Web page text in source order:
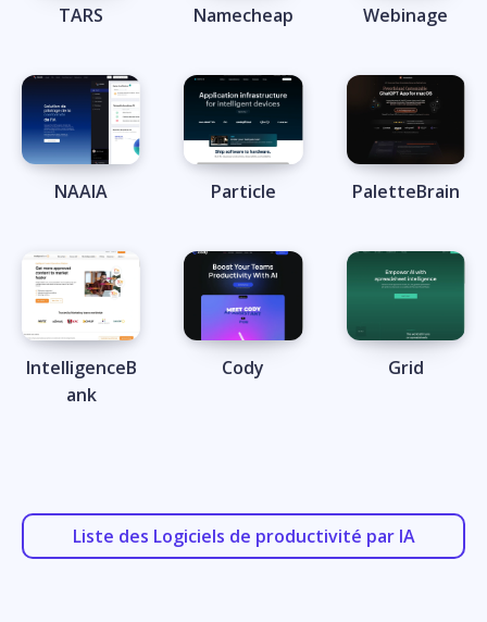
TARS Namecheap Webinage
NAAIA Particle PaletteBrain
IntelligenceB
ank
Cody Grid
Liste des Logiciels de productivité par IA